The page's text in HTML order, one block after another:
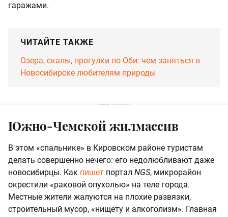
гаражами.
ЧИТАЙТЕ ТАКЖЕ
Озера, скалы, прогулки по Оби: чем заняться в
Новосибирске любителям природы
Южно-Чемской жилмассив
В этом «спальнике» в Кировском районе туристам
делать совершенно нечего: его недолюбливают даже
новосибирцы. Как пишет портал NGS, микрорайон
окрестили «раковой опухолью» на теле города.
Местные жители жалуются на плохие развязки,
строительный мусор, «нищету и алкоголизм». Главная